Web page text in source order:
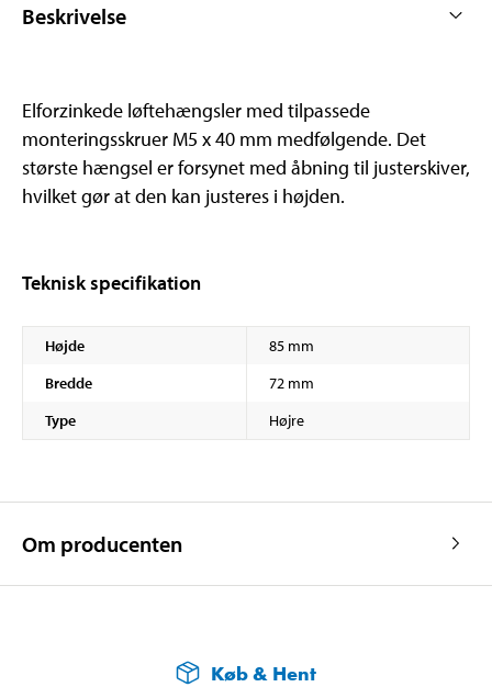
Beskrivelse
Elforzinkede løftehængsler med tilpassede
monteringsskruer M5 x 40 mm medfølgende. Det
største hængsel er forsynet med åbning til justerskiver,
hvilket gør at den kan justeres i højden.
Teknisk specifikation
Højde
85 mm
Bredde
72 mm
Type
Højre
Om producenten
Køb & Hent